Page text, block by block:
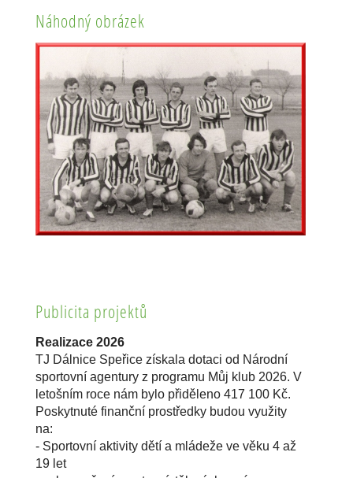
Náhodný obrázek
Publicita projektů
Realizace 2026
TJ Dálnice Speřice získala dotaci od Národní
sportovní agentury z programu Můj klub 2026. V
letošním roce nám bylo přiděleno 417 100 Kč.
Poskytnuté finanční prostředky budou využity
na:
- Sportovní aktivity dětí a mládeže ve věku 4 až
19 let